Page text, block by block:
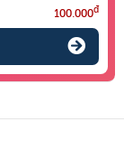
100.000đ